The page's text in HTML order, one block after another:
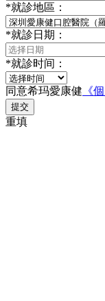
*就診地區：
*就診日期：
*就診时间：
同意希玛愛康健 《
提交
重填